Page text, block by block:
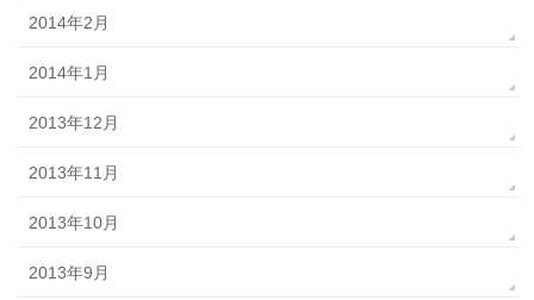
2014年2月
2014年1月
2013年12月
2013年11月
2013年10月
2013年9月